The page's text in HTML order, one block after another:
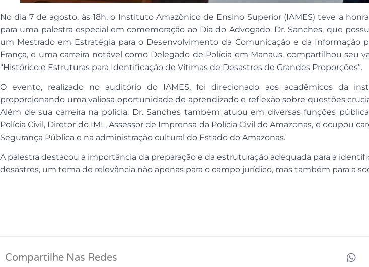
No dia 7 de agosto, às 18h, o Instituto Amazônico de Ensino Superior (IAMES) teve a
para uma palestra especial em comemoração ao Dia do Advogado. Dr. Sanches, que
um Mestrado em Estratégia para o Desenvolvimento da Comunicação e da Informação
França, e uma carreira notável como Delegado de Polícia em Manaus, compartilhou seu
“Histórico e Estruturas para Identificação de Vítimas de Desastres de Grandes Proporções”.
O evento, realizado no auditório do IAMES, foi direcionado aos acadêmicos da
proporcionando uma valiosa oportunidade de aprendizado e reflexão sobre questões
Além de sua carreira na polícia, Dr. Sanches também atuou em diversas funções
Polícia Civil, Diretor do IML, Assessor de Imprensa da Polícia Civil do Amazonas, e ocupou
Segurança Pública e na administração cultural do Estado do Amazonas.
A palestra destacou a importância da preparação e da estruturação adequada para a
desastres, um tema de relevância não apenas para o campo jurídico, mas também para a
Compartilhe Nas Redes